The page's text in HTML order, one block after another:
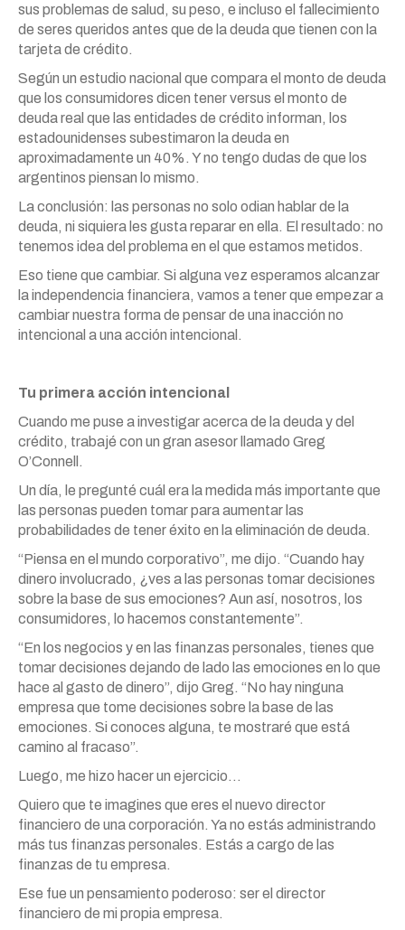
sus problemas de salud, su peso, e incluso el fallecimiento
de seres queridos antes que de la deuda que tienen con la
tarjeta de crédito.
Según un estudio nacional que compara el monto de deuda
que los consumidores dicen tener versus el monto de
deuda real que las entidades de crédito informan, los
estadounidenses subestimaron la deuda en
aproximadamente un 40%. Y no tengo dudas de que los
argentinos piensan lo mismo.
La conclusión: las personas no solo odian hablar de la
deuda, ni siquiera les gusta reparar en ella. El resultado: no
tenemos idea del problema en el que estamos metidos.
Eso tiene que cambiar. Si alguna vez esperamos alcanzar
la independencia financiera, vamos a tener que empezar a
cambiar nuestra forma de pensar de una inacción no
intencional a una acción intencional.
Tu primera acción intencional
Cuando me puse a investigar acerca de la deuda y del
crédito, trabajé con un gran asesor llamado Greg
O’Connell.
Un día, le pregunté cuál era la medida más importante que
las personas pueden tomar para aumentar las
probabilidades de tener éxito en la eliminación de deuda.
“Piensa en el mundo corporativo”, me dijo. “Cuando hay
dinero involucrado, ¿ves a las personas tomar decisiones
sobre la base de sus emociones? Aun así, nosotros, los
consumidores, lo hacemos constantemente”.
“En los negocios y en las finanzas personales, tienes que
tomar decisiones dejando de lado las emociones en lo que
hace al gasto de dinero”, dijo Greg. “No hay ninguna
empresa que tome decisiones sobre la base de las
emociones. Si conoces alguna, te mostraré que está
camino al fracaso”.
Luego, me hizo hacer un ejercicio…
Quiero que te imagines que eres el nuevo director
financiero de una corporación. Ya no estás administrando
más tus finanzas personales. Estás a cargo de las
finanzas de tu empresa.
Ese fue un pensamiento poderoso: ser el director
financiero de mi propia empresa.